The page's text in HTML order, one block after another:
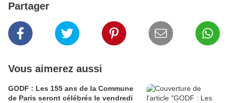
Partager
Vous aimerez aussi
GODF : Les 155 ans de la Commune
de Paris seront célébrés le vendredi